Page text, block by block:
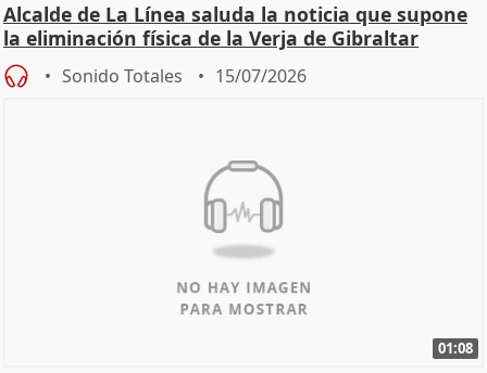
Alcalde de La Línea saluda la noticia que supone
la eliminación física de la Verja de Gibraltar
Sonido Totales 15/07/2026
01:08